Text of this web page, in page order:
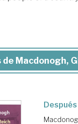
Macdonogh,